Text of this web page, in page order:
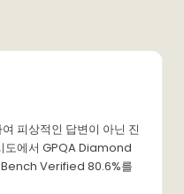
피상적인 답변이 아닌 진
도에서 GPQA Diamond
Bench Verified 80.6%를